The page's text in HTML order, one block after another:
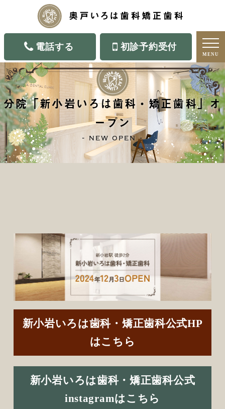
電話する 初診予約受付
MENU
分院「新小岩いろは歯科・矯正歯科」オ
ープン
new open
新小岩いろは歯科・矯正歯科公式HP
はこちら
新小岩いろは歯科・矯正歯科公式
instagramはこちら